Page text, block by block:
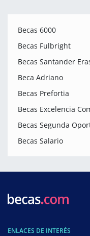
Becas 6000
Becas Fulbright
Becas Santander
Beca Adriano
Becas Prefortia
Becas Excelencia
Becas Segunda
Becas Salario
ENLACES DE INTERÉS